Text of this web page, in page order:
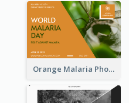
Orange Malaria Photo World Malaria Day Greeting Card